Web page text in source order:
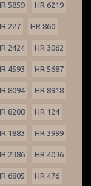
5859 HR 6219
227 HR 860
2424 HR 3062
4593 HR 5687
8094 HR 8918
8208 HR 124
1883 HR 3999
2386 HR 4036
6805 HR 476